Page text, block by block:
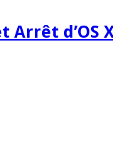
Arrêt d’OS